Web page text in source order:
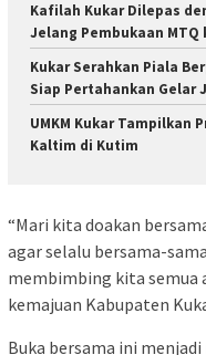
Kafilah Kukar Dilepas
Jelang Pembukaan
Kukar Serahkan Piala
Siap Pertahankan Gelar
UMKM Kukar Tampilkan
Kaltim di Kutim
“Mari kita doakan
agar selalu bersama-
membimbing kita semua
kemajuan Kabupaten
Buka bersama ini